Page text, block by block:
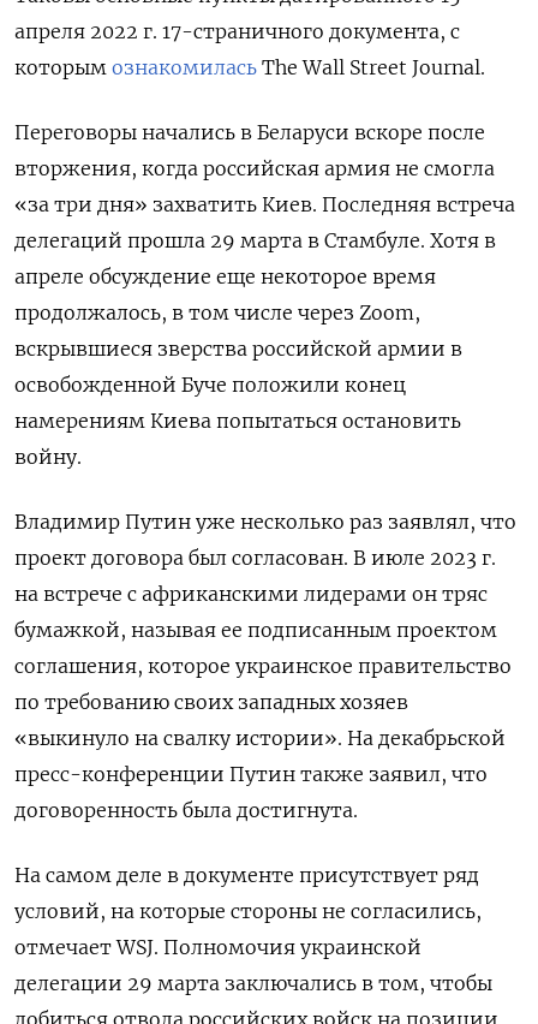
апреля 2022 г. 17-страничного документа, с
которым ознакомилась The Wall Street Journal.
Переговоры начались в Беларуси вскоре после
вторжения, когда российская армия не смогла
«за три дня» захватить Киев. Последняя встреча
делегаций прошла 29 марта в Стамбуле. Хотя в
апреле обсуждение еще некоторое время
продолжалось, в том числе через Zoom,
вскрывшиеся зверства российской армии в
освобожденной Буче положили конец
намерениям Киева попытаться остановить
войну.
Владимир Путин уже несколько раз заявлял, что
проект договора был согласован. В июле 2023 г.
на встрече с африканскими лидерами он тряс
бумажкой, называя ее подписанным проектом
соглашения, которое украинское правительство
по требованию своих западных хозяев
«выкинуло на свалку истории». На декабрьской
пресс-конференции Путин также заявил, что
договоренность была достигнута.
На самом деле в документе присутствует ряд
условий, на которые стороны не согласились,
отмечает WSJ. Полномочия украинской
делегации 29 марта заключались в том, чтобы
добиться отвода российских войск на позиции